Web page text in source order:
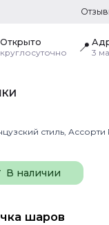
Открыто
круглосуточно
📍 3
стиль,
В наличии
шаров